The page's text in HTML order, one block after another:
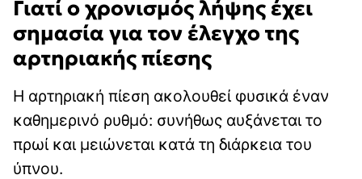
Γιατί ο χρονισμός λήψης έχει
σημασία για τον έλεγχο της
αρτηριακής πίεσης
Η αρτηριακή πίεση ακολουθεί φυσικά έναν
καθημερινό ρυθμό: συνήθως αυξάνεται το
πρωί και μειώνεται κατά τη διάρκεια του
ύπνου.